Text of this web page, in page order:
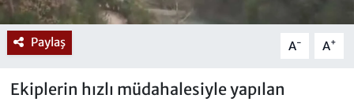
Paylaş A- A+
Ekiplerin hızlı müdahalesiyle yapılan